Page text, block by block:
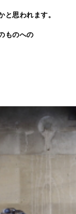
思われます。
ものへの